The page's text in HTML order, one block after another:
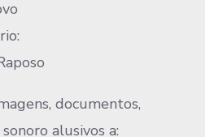
documentos,
alusivos a: